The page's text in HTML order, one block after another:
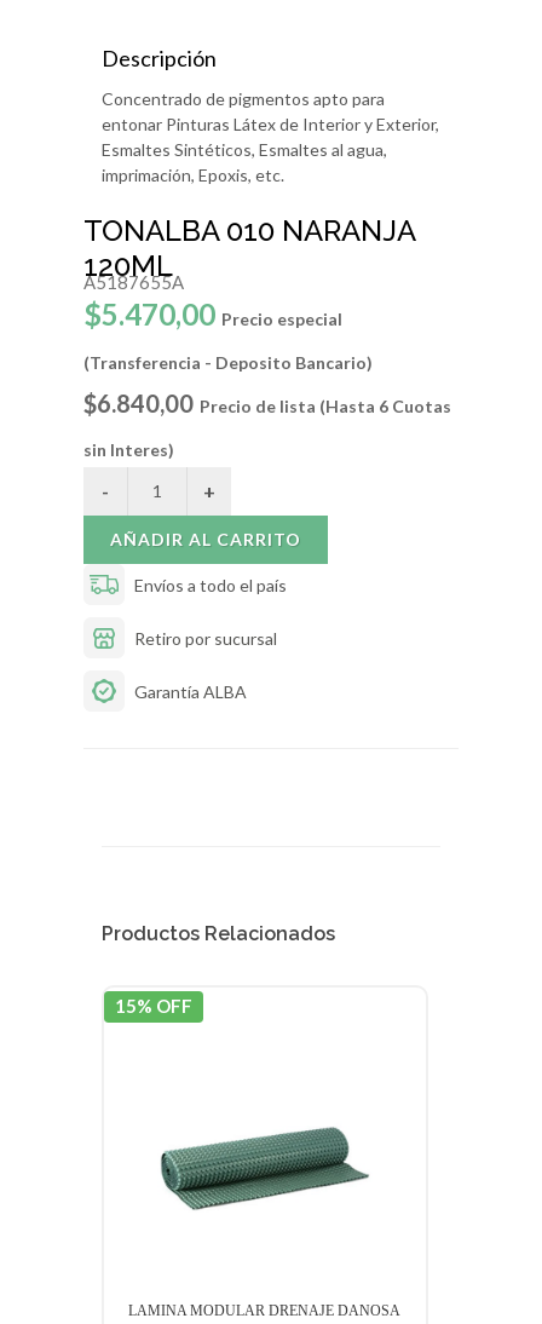
Descripción
Concentrado de pigmentos apto para
entonar Pinturas Látex de Interior y Exterior,
Esmaltes Sintéticos, Esmaltes al agua,
imprimación, Epoxis, etc.
TONALBA 010 NARANJA
120ML
A5187655A
$5.470,00 Precio especial
(Transferencia - Deposito Bancario)
$6.840,00 Precio de lista (Hasta 6 Cuotas
sin Interes)
AÑADIR AL CARRITO
Envíos a todo el país
Retiro por sucursal
Garantía ALBA
Productos Relacionados
15% OFF
LAMINA MODULAR DRENAJE DANOSA